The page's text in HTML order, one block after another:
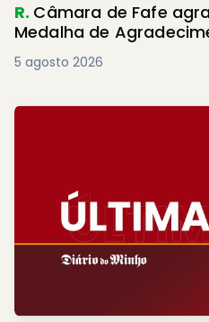
R. Câmara de Fafe
Medalha de
5 agosto 2026